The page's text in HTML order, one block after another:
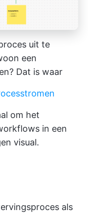
uit te
een
Dat is waar
om het
in een
visual.
als